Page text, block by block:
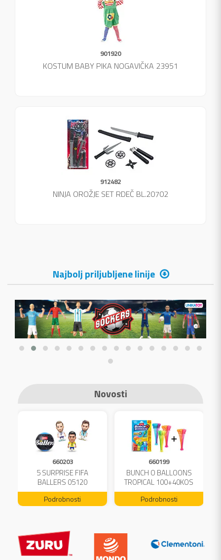
901920
KOSTUM BABY PIKA NOGAVIČKA 23951
912482
NINJA OROŽJE SET RDEČ BL.20702
Najbolj priljubljene linije
Novosti
660203
5 SURPRISE FIFA
BALLERS 05120
Podrobnosti
660199
BUNCH O BALLOONS
TROPICAL 100+40KOS
FREE 04199
Podrobnosti